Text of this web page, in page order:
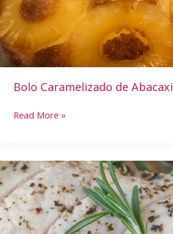
Bolo Caramelizado de Abacaxi
Read More »
Os
Segredos
do
Alecrim
na